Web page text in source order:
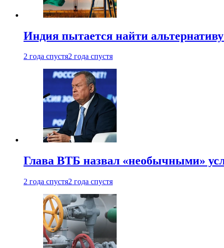
Индия пытается найти
2 года спустя2 года спустя
Глава ВТБ назвал «необычными»
2 года спустя2 года спустя